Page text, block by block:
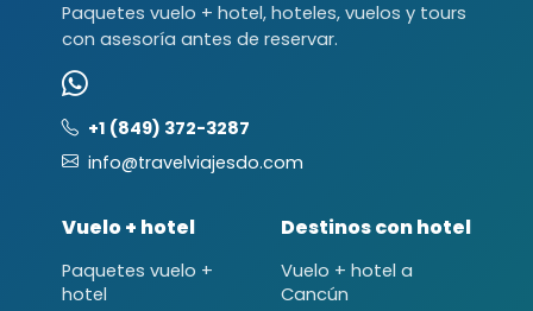
Paquetes vuelo + hotel, hoteles, vuelos y tours
con asesoría antes de reservar.
+1 (849) 372-3287
info@travelviajesdo.com
Vuelo + hotel
Paquetes vuelo +
hotel
Destinos con hotel
Vuelo + hotel a
Cancún